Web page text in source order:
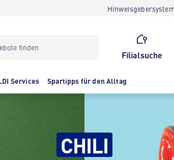
Hinweisgebersystem
Filialsuche
Services Spartipps für den Alltag
CHILI